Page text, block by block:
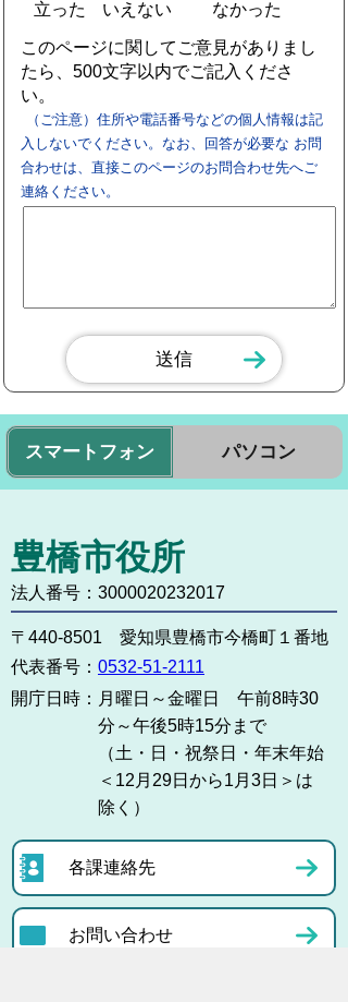
立った
いえない
なかった
このページに関してご意見がありまし
たら、500文字以内でご記入くださ
い。
（ご注意）住所や電話番号などの個人情報は記
入しないでください。なお、回答が必要な お問
合わせは、直接このページのお問合わせ先へご
連絡ください。
スマートフォン パソコン
豊橋市役所
法人番号：3000020232017
〒440-8501 愛知県豊橋市今橋町１番地
代表番号： 0532-51-2111
開庁日時： 月曜日～金曜日 午前8時30
分～午後5時15分まで
（土・日・祝祭日・年末年始
＜12月29日から1月3日＞は
除く）
各課連絡先
お問い合わせ